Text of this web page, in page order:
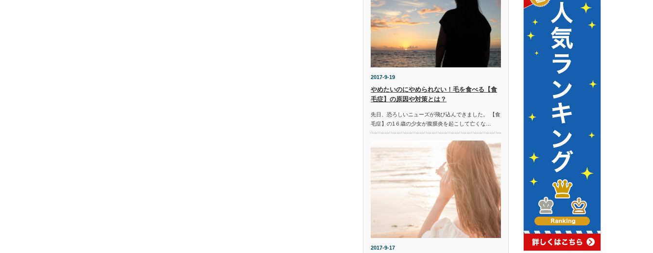
2017-9-19
やめたいのにやめられない！毛を食べる【食
毛症】の原因や対策とは？
先日、恐ろしいニューズが飛び込んできました。 【食
毛症】の1６歳の少女が腹膜炎を起こして亡くな…
2017-9-17